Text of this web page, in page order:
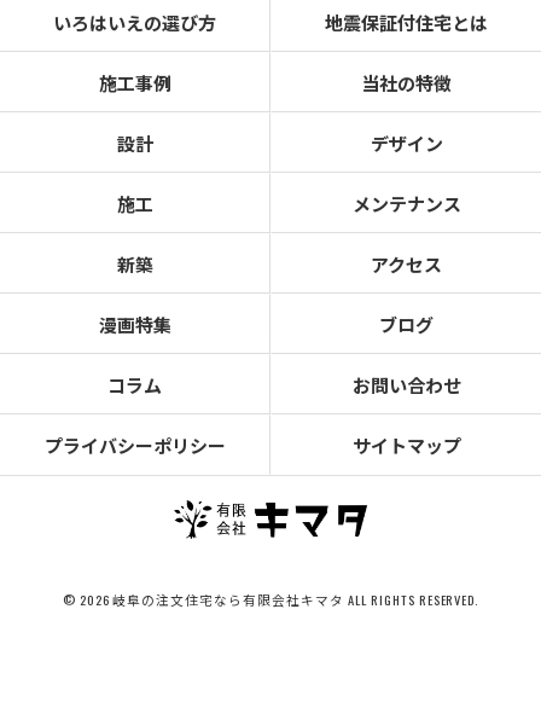
いろはいえの選び方 地震保証付住宅とは
施工事例 当社の特徴
設計 デザイン
施工 メンテナンス
新築 アクセス
漫画特集 ブログ
コラム お問い合わせ
プライバシーポリシー サイトマップ
© 2026 岐阜の注文住宅なら有限会社キマタ ALL RIGHTS RESERVED.